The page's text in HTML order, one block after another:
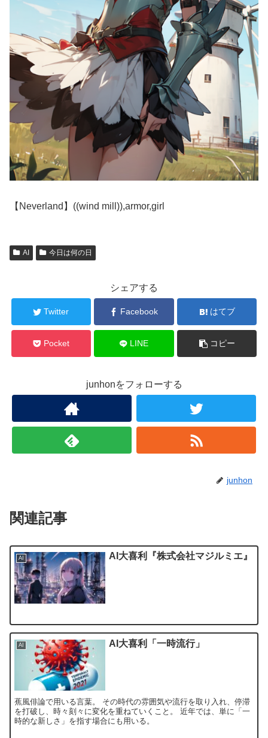
【Neverland】((wind mill)),armor,girl
AI 今日は何の日
シェアする
Twitter Facebook はてブ
Pocket LINE コピー
junhonをフォローする
junhon
関連記事
AI AI大喜利『株式会社マジルミエ』
AI AI大喜利「一時流行」
蕉風俳論で用いる言葉。 その時代の雰囲気や流行を取り入れ、停滞
を打破し、時々刻々に変化を重ねていくこと。 近年では、単に「一
時的な新しさ」を指す場合にも用いる。